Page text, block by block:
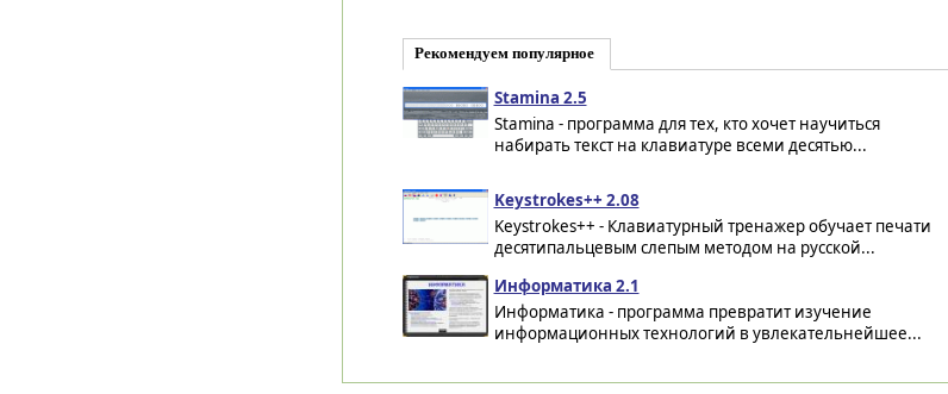
Рекомендуем популярное
Stamina 2.5
Stamina - программа для тех, кто хочет научиться
набирать текст на клавиатуре всеми десятью...
Keystrokes++ 2.08
Keystrokes++ - Клавиатурный тренажер обучает печати
десятипальцевым слепым методом на русской...
Информатика 2.1
Информатика - программа превратит изучение
информационных технологий в увлекательнейшее...